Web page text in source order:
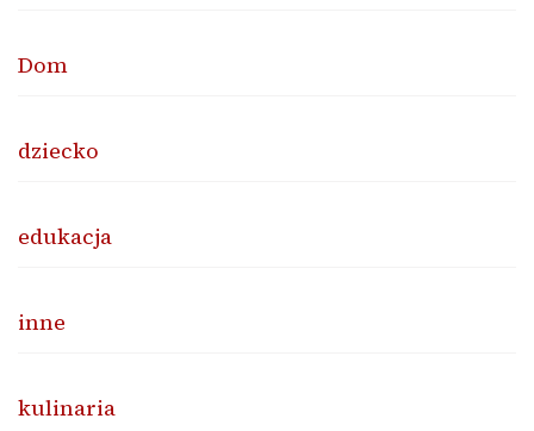
Dom
dziecko
edukacja
inne
kulinaria